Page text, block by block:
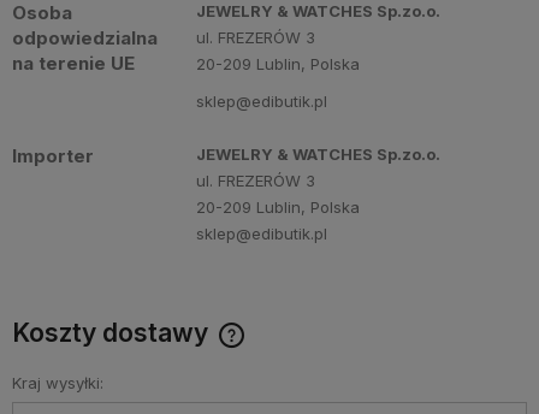
Osoba
odpowiedzialna
na terenie UE
JEWELRY & WATCHES Sp.zo.o.
ul. FREZERÓW 3
20-209 Lublin, Polska
sklep@edibutik.pl
Importer
JEWELRY & WATCHES Sp.zo.o.
ul. FREZERÓW 3
20-209 Lublin, Polska
sklep@edibutik.pl
Koszty dostawy
Kraj wysyłki: